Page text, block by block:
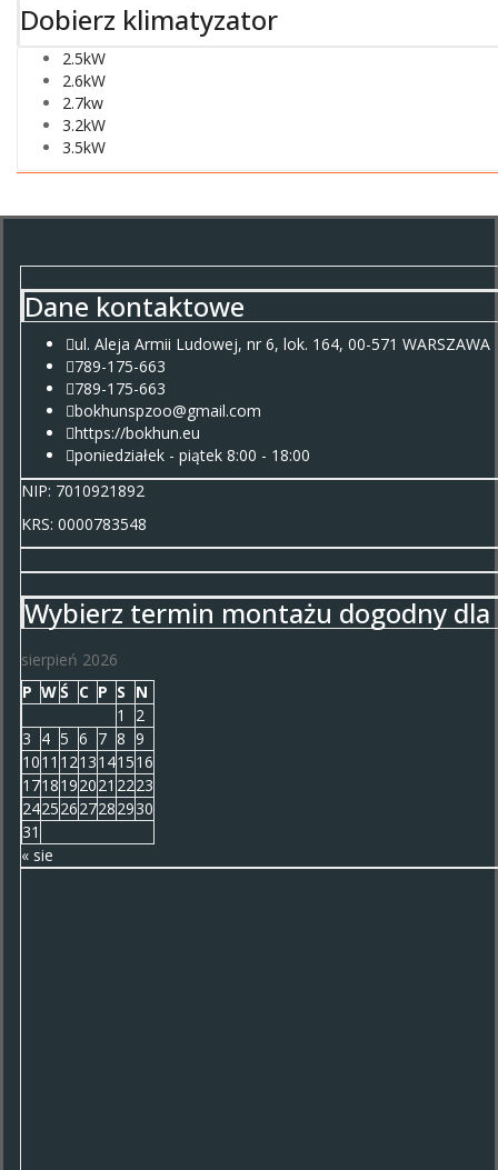
Dobierz klimatyzator
2.5kW
2.6kW
2.7kw
3.2kW
3.5kW
Dane kontaktowe
ul. Aleja Armii Ludowej, nr 6, lok. 164, 00-571 WARSZAWA
789-175-663
789-175-663
bokhunspzoo@gmail.com
https://bokhun.eu
poniedziałek - piątek 8:00 - 18:00
NIP: 7010921892
KRS: 0000783548
Wybierz termin montażu dogodny dla
sierpień 2026
P WŚ C P S N
1
2
3 4 5 6 7 8 9
1011 1213141516
1718192021 2223
24252627282930
31
« sie